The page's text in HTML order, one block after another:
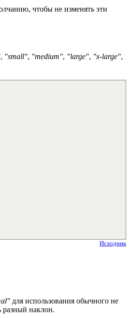
чтобы не изменять эти
, "small", "medium", "large", "x-large",
Исходник
для использования обычного не
разный наклон.